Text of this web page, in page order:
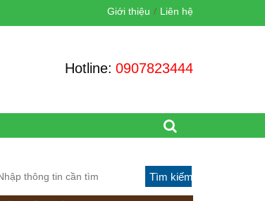
Giới thiệu Liên hệ
Hotline: 0907823444